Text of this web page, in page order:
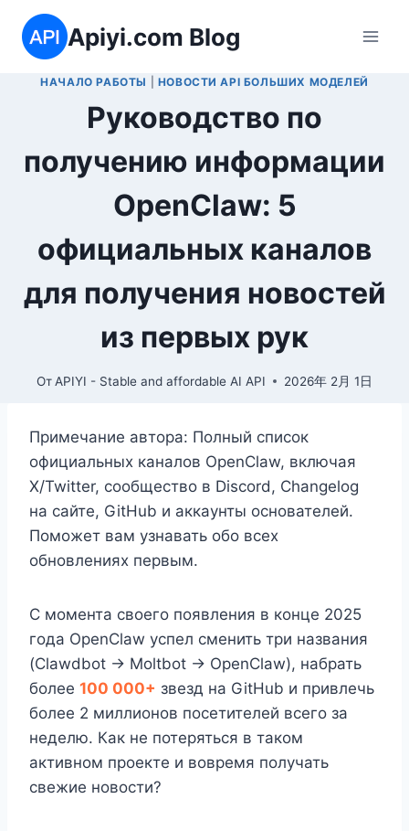
Перейти
содержимому
Apiyi.com Blog
НАЧАЛО РАБОТЫ НОВОСТИ API БОЛЬШИХ МОДЕЛЕЙ
Руководство по
получению информации
OpenClaw: 5
официальных каналов
для получения новостей
из первых рук
От APIYI - Stable and affordable AI API 2026年 2月 1日
Примечание автора: Полный список
официальных каналов OpenClaw, включая
X/Twitter, сообщество в Discord, Changelog
на сайте, GitHub и аккаунты основателей.
Поможет вам узнавать обо всех
обновлениях первым.
С момента своего появления в конце 2025
года OpenClaw успел сменить три названия
(Clawdbot → Moltbot → OpenClaw), набрать
более 100 000+ звезд на GitHub и привлечь
более 2 миллионов посетителей всего за
неделю. Как не потеряться в таком
активном проекте и вовремя получать
свежие новости?